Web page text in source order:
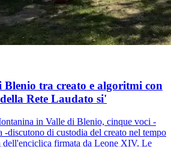
tra creato e algoritmi con
Rete Laudato si'
in Valle di Blenio, cinque voci -
-discutono di custodia del creato nel tempo
dell'enciclica firmata da Leone XIV. Le